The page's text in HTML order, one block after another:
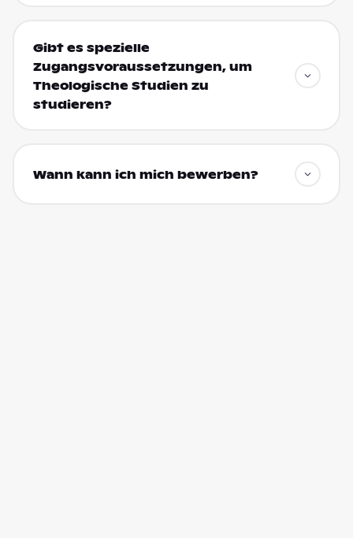
Gibt es spezielle
Zugangsvoraussetzungen, um
Theologische Studien zu
studieren?
Wann kann ich mich bewerben?